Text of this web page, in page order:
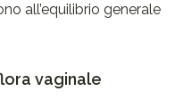
all’equilibrio generale
vaginale